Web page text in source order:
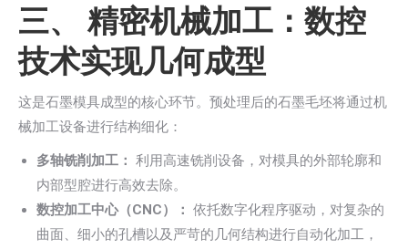
三、 精密机械加工：数控
技术实现几何成型
这是石墨模具成型的核心环节。预处理后的石墨毛坯将通过机
械加工设备进行结构细化：
多轴铣削加工： 利用高速铣削设备，对模具的外部轮廓和
内部型腔进行高效去除。
数控加工中心（CNC）： 依托数字化程序驱动，对复杂的
曲面、细小的孔槽以及严苛的几何结构进行自动化加工，